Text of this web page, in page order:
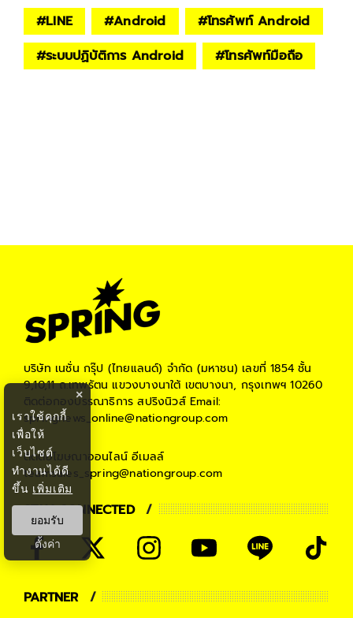
#LINE #Android #โทรศัพท์ Android
#ระบบปฏิบัติการ Android #โทรศัพท์มือถือ
บริษัท เนชั่น กรุ๊ป (ไทยแลนด์) จำกัด (มหาชน) เลขที่ 1854 ชั้น
9,10,11 ถ.เทพรัตน แขวงบางนาใต้ เขตบางนา, กรุงเทพฯ 10260
ติดต่อกองบรรณาธิการ สปริงนิวส์Email:
springnews_online@nationgroup.com
ติดต่อโฆษณาออนไลน์ อีเมลล์
teamsales_spring@nationgroup.com
STAY CONNECTED
PARTNER
×
เราใช้คุกกี้
เพื่อให้
เว็บไซต์
ทำงานได้ดี
ขึ้น เพิ่มเติม
ยอมรับ
ตั้งค่า